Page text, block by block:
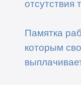
отсутствия
Памятка
которым